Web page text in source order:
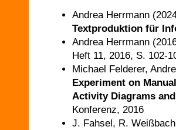
Andrea Herrmann
Textproduktion für
Andrea Herrmann
Heft 11, 2016, S. 102-
Michael Felderer,
Experiment on
Activity Diagrams
Konferenz, 2016
J. Fahsel, R.